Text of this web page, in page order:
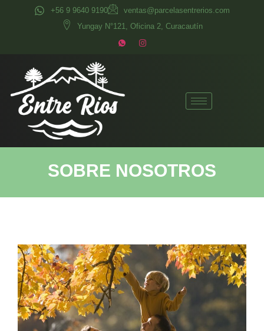
+56 9 9640 9190
ventas@parcelasentrerios.com
Yungay N°121, Oficina 2, Curacautín
SOBRE NOSOTROS